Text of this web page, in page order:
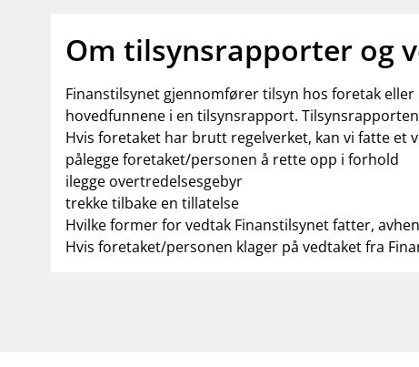
Om tilsynsrapporter og
Finanstilsynet gjennomfører tilsyn hos foretak
hovedfunnene i en tilsynsrapport.
Hvis foretaket har brutt regelverket, kan vi fatte et
pålegge foretaket/personen å rette opp i forhold
ilegge overtredelsesgebyr
trekke tilbake en tillatelse
Hvilke former for vedtak Finanstilsynet fatter,
Hvis foretaket/personen klager på vedtaket fra